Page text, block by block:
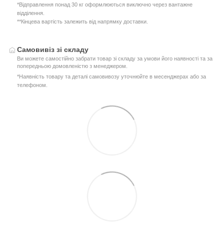
*Відправлення понад 30 кг оформлюються виключно через вантажне
відділення.
**Кінцева вартість залежить від напрямку доставки.
Самовивіз зі складу
Ви можете самостійно забрати товар зі складу за умови його наявності та за
попередньою домовленістю з менеджером.
*Наявність товару та деталі самовивозу уточнюйте в месенджерах або за
телефоном.